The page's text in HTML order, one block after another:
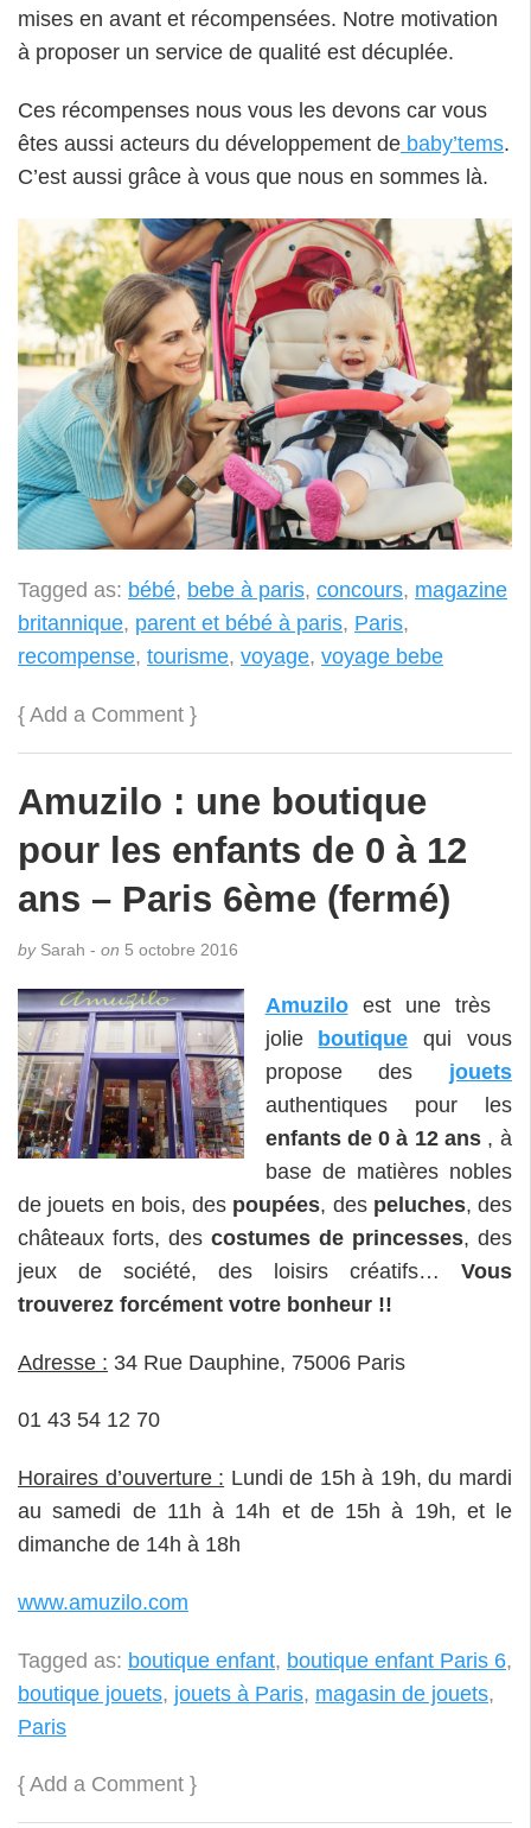
mises en avant et récompensées. Notre motivation
à proposer un service de qualité est décuplée.
Ces récompenses nous vous les devons car vous
êtes aussi acteurs du développement de baby’tems.
C’est aussi grâce à vous que nous en sommes là.
Tagged as: bébé, bebe à paris, concours, magazine
britannique, parent et bébé à paris, Paris,
recompense, tourisme, voyage, voyage bebe
{ Add a Comment }
Amuzilo : une boutique
pour les enfants de 0 à 12
ans – Paris 6ème (fermé)
bySarah - on 5 octobre 2016
Amuziloest une très
jolie
boutique qui vous
propose des jouets
authentiques pour les
enfants de 0 à 12 ans , à
base de matières nobles
de jouets en bois, des poupées, des peluches, des
châteaux forts, des costumes de princesses, des
jeux de société, des loisirs créatifs… Vous
trouverez forcément votre bonheur !!
Adresse : 34 Rue Dauphine, 75006 Paris
01 43 54 12 70
Horaires d’ouverture : Lundi de 15h à 19h, du mardi
au samedi de 11h à 14h et de 15h à 19h, et le
dimanche de 14h à 18h
www.amuzilo.com
Tagged as: boutique enfant, boutique enfant Paris 6,
boutique jouets, jouets à Paris, magasin de jouets,
Paris
{ Add a Comment }